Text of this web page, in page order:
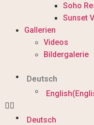
Soho
Sunset
Gallerien
Videos
Bildergalerie
Deutsch
English(
Deutsch